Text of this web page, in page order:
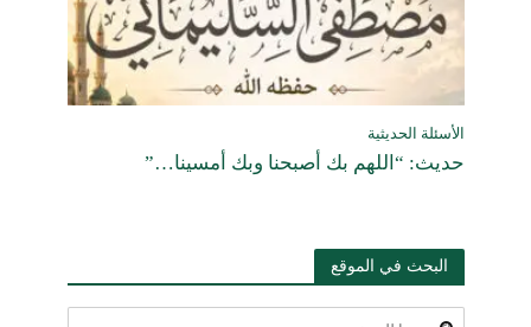
الأسئلة الحديثية
حديث: “اللهم بك أصبحنا وبك أمسينا…”
البحث في الموقع